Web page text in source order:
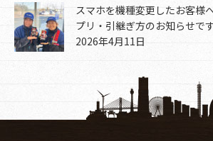
スマホを機種変更したお客様
プリ・引継ぎ方のお知らせで
2026年4月11日